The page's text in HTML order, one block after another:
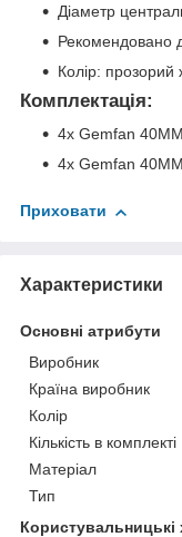
Діаметр
Рекомендовано
Колір: прозорий
Комплектація:
4x Gemfan
4x Gemfan
Приховати
Характеристики
Основні атрибути
Виробник
Країна виробник
Колір
Кількість в комплекті
Матеріал
Тип
Користувальницькі